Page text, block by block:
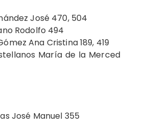
José 470, 504
Rodolfo 494
Ana Cristina 189, 419
María de la Merced
José Manuel 355